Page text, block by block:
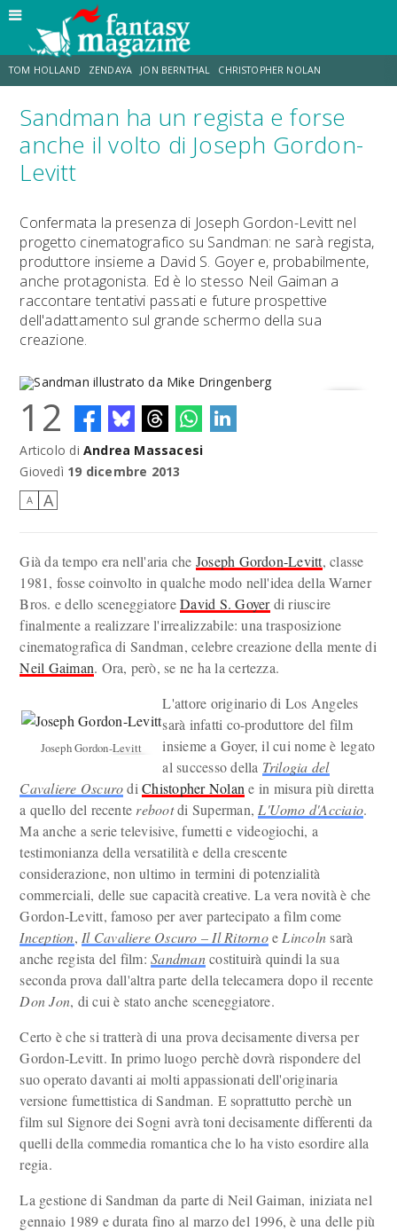
TOM HOLLAND ZENDAYA JON BERNTHAL CHRISTOPHER NOLAN
STRANIMONDI LUCCA COMICS & GAMES ODISSEA CHRIS MCKENNA
Sandman ha un regista e forse
anche il volto di Joseph Gordon-
Levitt
Confermata la presenza di Joseph Gordon-Levitt nel
progetto cinematografico su Sandman: ne sarà regista,
produttore insieme a David S. Goyer e, probabilmente,
anche protagonista. Ed è lo stesso Neil Gaiman a
raccontare tentativi passati e future prospettive
dell'adattamento sul grande schermo della sua
creazione.
Sandman illustrato da Mike Dringenberg
12
Articolo di Andrea Massacesi
Giovedì 19 dicembre 2013
A A
Già da tempo era nell'aria che Joseph Gordon-Levitt, classe
1981, fosse coinvolto in qualche modo nell'idea della Warner
Bros. e dello sceneggiatoreDavid S. Goyerdi riuscire
finalmente a realizzare l'irrealizzabile: una trasposizione
cinematografica di Sandman, celebre creazione della mente di
Neil Gaiman. Ora, però, se ne ha la certezza.
Joseph Gordon-Levitt
L'attore originario di Los Angeles
sarà infatti co-produttore del film
insieme a Goyer, il cui nome è legato
al successo della Trilogia del
Cavaliere OscurodiChistopher Nolan e in misura più diretta
a quello del recente rebootdi Superman, L'Uomo d'Acciaio.
Ma anche a serie televisive, fumetti e videogiochi, a
testimonianza della versatilità e della crescente
considerazione, non ultimo in termini di potenzialità
commerciali, delle sue capacità creative. La vera novità è che
Gordon-Levitt, famoso per aver partecipato a film come
Inception, Il Cavaliere Oscuro – Il Ritornoe Lincolnsarà
anche regista del film:Sandmancostituirà quindi la sua
seconda prova dall'altra parte della telecamera dopo il recente
Don Jon, di cui è stato anche sceneggiatore.
Certo è che si tratterà di una prova decisamente diversa per
Gordon-Levitt. In primo luogo perchè dovrà rispondere del
suo operato davanti ai molti appassionati dell'originaria
versione fumettistica di Sandman. E soprattutto perchè un
film sul Signore dei Sogni avrà toni decisamente differenti da
quelli della commedia romantica che lo ha visto esordire alla
regia.
La gestione di Sandman da parte di Neil Gaiman, iniziata nel
gennaio 1989 e durata fino al marzo del 1996, è una delle più